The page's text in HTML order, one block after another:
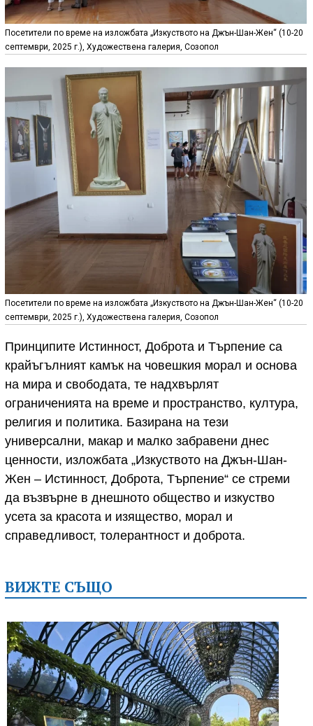
Посетители по време на изложбата „Изкуството на Джън-Шан-Жен“ (10-20
септември, 2025 г.), Художествена галерия, Созопол
Посетители по време на изложбата „Изкуството на Джън-Шан-Жен“ (10-20
септември, 2025 г.), Художествена галерия, Созопол
Принципите Истинност, Доброта и Търпение са
крайъгълният камък на човешкия морал и основа
на мира и свободата, те надхвърлят
ограниченията на време и пространство, култура,
религия и политика. Базирана на тези
универсални, макар и малко забравени днес
ценности, изложбата „Изкуството на Джън-Шан-
Жен – Истинност, Доброта, Търпение“ се стреми
да възвърне в днешното общество и изкуство
усета за красота и изящество, морал и
справедливост, толерантност и доброта.
ВИЖТЕ СЪЩО